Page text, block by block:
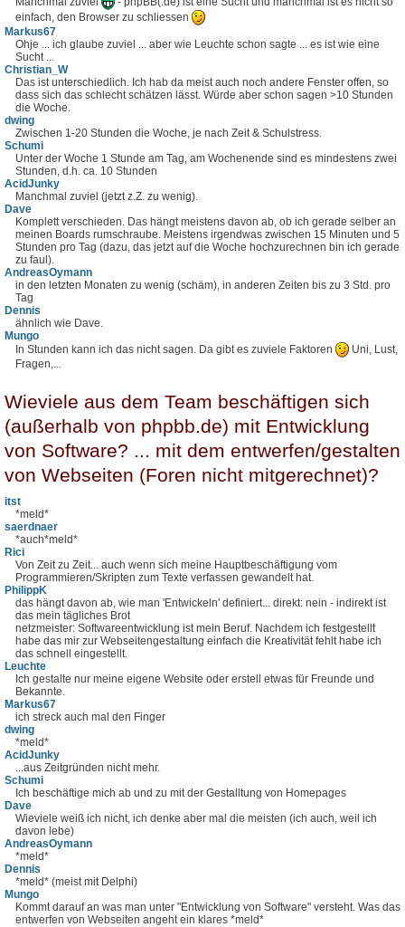
einfach, den Browser zu schliessen
Markus67
Ohje ... ich glaube zuviel ... aber wie Leuchte schon sagte ... es ist wie eine
Sucht ...
Christian_W
Das ist unterschiedlich. Ich hab da meist auch noch andere Fenster offen, so
dass sich das schlecht schätzen lässt. Würde aber schon sagen >10 Stunden
die Woche.
dwing
Zwischen 1-20 Stunden die Woche, je nach Zeit & Schulstress.
Schumi
Unter der Woche 1 Stunde am Tag, am Wochenende sind es mindestens zwei
Stunden, d.h. ca. 10 Stunden
AcidJunky
Manchmal zuviel (jetzt z.Z. zu wenig).
Dave
Komplett verschieden. Das hängt meistens davon ab, ob ich gerade selber an
meinen Boards rumschraube. Meistens irgendwas zwischen 15 Minuten und 5
Stunden pro Tag (dazu, das jetzt auf die Woche hochzurechnen bin ich gerade
zu faul).
AndreasOymann
in den letzten Monaten zu wenig (schäm), in anderen Zeiten bis zu 3 Std. pro
Tag
Dennis
ähnlich wie Dave.
Mungo
In Stunden kann ich das nicht sagen. Da gibt es zuviele Faktoren
Uni, Lust,
Fragen,...
Wieviele aus dem Team beschäftigen sich
(außerhalb von phpbb.de) mit Entwicklung
von Software? ... mit dem entwerfen/gestalten
von Webseiten (Foren nicht mitgerechnet)?
itst
*meld*
saerdnaer
*auch*meld*
Rici
Von Zeit zu Zeit... auch wenn sich meine Hauptbeschäftigung vom
Programmieren/Skripten zum Texte verfassen gewandelt hat.
PhilippK
das hängt davon ab, wie man 'Entwickeln' definiert... direkt: nein - indirekt ist
das mein tägliches Brot
netzmeister: Softwareentwicklung ist mein Beruf. Nachdem ich festgestellt
habe das mir zur Webseitengestaltung einfach die Kreativität fehlt habe ich
das schnell eingestellt.
Leuchte
Ich gestalte nur meine eigene Website oder erstell etwas für Freunde und
Bekannte.
Markus67
ich streck auch mal den Finger
dwing
*meld*
AcidJunky
...aus Zeitgründen nicht mehr.
Schumi
Ich beschäftige mich ab und zu mit der Gestalltung von Homepages
Dave
Wieviele weiß ich nicht, ich denke aber mal die meisten (ich auch, weil ich
davon lebe)
AndreasOymann
*meld*
Dennis
*meld* (meist mit Delphi)
Mungo
Kommt darauf an was man unter "Entwicklung von Software" versteht. Was das
entwerfen von Webseiten angeht ein klares *meld*